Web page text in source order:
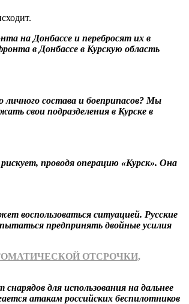
на Донбассе и перебросят их в
в Донбассе в Курскую область
состава и боеприпасов? Мы
свои подразделения в Курске в
проводя операцию «Курск». Она
воспользоваться ситуацией. Русские
предпринять двойные усилия
ОТСРОЧКИ,
для использования на дальнее
атакам российских беспилотников